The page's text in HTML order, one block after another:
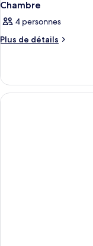
Chambre
4 personnes
Plus de détails
Plus
Chambre